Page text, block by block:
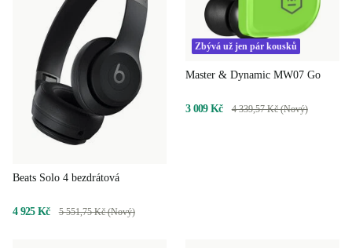
Beats Solo 4 bezdrátová
4 925 Kč 5 551,75 Kč (Nový)
Zbývá už jen pár kousků
Master & Dynamic MW07 Go
3 009 Kč 4 339,57 Kč (Nový)